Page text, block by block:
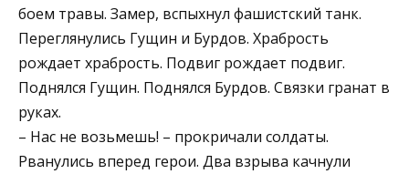
боем травы. Замер, вспыхнул фашистский танк.
Переглянулись Гущин и Бурдов. Храбрость
рождает храбрость. Подвиг рождает подвиг.
Поднялся Гущин. Поднялся Бурдов. Связки гранат в
руках.
– Нас не возьмешь! – прокричали солдаты.
Рванулись вперед герои. Два взрыва качнули